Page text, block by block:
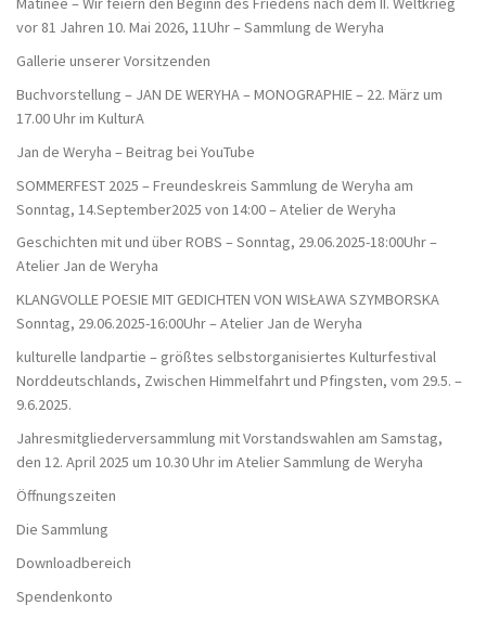
vor 81 Jahren 10. Mai 2026, 11Uhr – Sammlung de Weryha
Gallerie unserer Vorsitzenden
Buchvorstellung – JAN DE WERYHA – MONOGRAPHIE – 22. März um
17.00 Uhr im KulturA
Jan de Weryha – Beitrag bei YouTube
SOMMERFEST 2025 – Freundeskreis Sammlung de Weryha am
Sonntag, 14.September2025 von 14:00 – Atelier de Weryha
Geschichten mit und über ROBS – Sonntag, 29.06.2025-18:00Uhr –
Atelier Jan de Weryha
KLANGVOLLE POESIE MIT GEDICHTEN VON WISŁAWA SZYMBORSKA
Sonntag, 29.06.2025-16:00Uhr – Atelier Jan de Weryha
kulturelle landpartie – größtes selbstorganisiertes Kulturfestival
Norddeutschlands, Zwischen Himmelfahrt und Pfingsten, vom 29.5. –
9.6.2025.
Jahresmitgliederversammlung mit Vorstandswahlen am Samstag,
den 12. April 2025 um 10.30 Uhr im Atelier Sammlung de Weryha
Öffnungszeiten
Die Sammlung
Downloadbereich
Spendenkonto